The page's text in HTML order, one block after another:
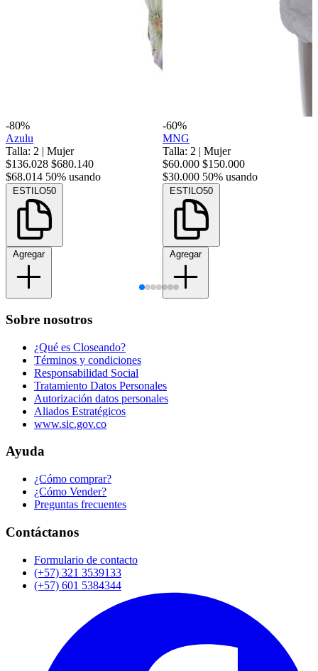
-80%
Azulu
Talla: 2 | Mujer
$136.028 $680.140
$68.014 50% usando
ESTILO50
Agregar
-60%
MNG
Talla: 2 | Mujer
$60.000 $150.000
$30.000 50% usando
ESTILO50
Agregar
Sobre nosotros
¿Qué es Closeando?
Términos y condiciones
Responsabilidad Social
Tratamiento Datos Personales
Autorización datos personales
Aliados Estratégicos
www.sic.gov.co
Ayuda
¿Cómo comprar?
¿Cómo Vender?
Preguntas frecuentes
Contáctanos
Formulario de contacto
(+57) 321 3539133
(+57) 601 5384344